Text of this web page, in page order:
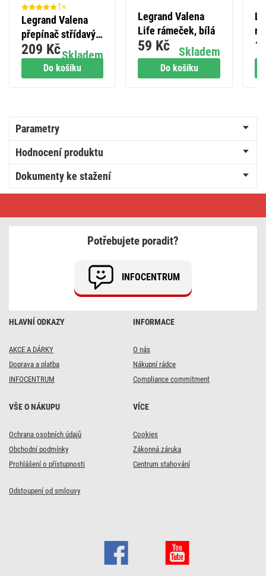
Do košíku
1×
Legrand Valena
přepínač střídavý
č. 6, bílý Skladem
209 Kč
Do košíku
Legrand Valena
Life rámeček, bílá
Skladem
59 Kč
Parametry
Hodnocení produktu
Dokumenty ke stažení
HLAVNÍ ODKAZY
AKCE A DÁRKY
Doprava a platba
INFOCENTRUM
INFORMACE
O nás
Nákupní rádce
Compliance commitment
VŠE O NÁKUPU
Ochrana osobních údajů
Obchodní podmínky
Prohlášení o přístupnosti
VÍCE
Cookies
Zákonná záruka
Centrum stahování
Odstoupení od smlouvy
Potřebujete poradit?
INFOCENTRUM